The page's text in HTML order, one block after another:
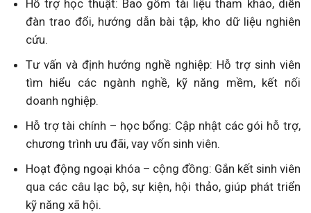
Hỗ trợ học thuật: Bao gồm tài liệu tham khảo, diễn
đàn trao đổi, hướng dẫn bài tập, kho dữ liệu nghiên
cứu.
Tư vấn và định hướng nghề nghiệp: Hỗ trợ sinh viên
tìm hiểu các ngành nghề, kỹ năng mềm, kết nối
doanh nghiệp.
Hỗ trợ tài chính – học bổng: Cập nhật các gói hỗ trợ,
chương trình ưu đãi, vay vốn sinh viên.
Hoạt động ngoại khóa – cộng đồng: Gắn kết sinh viên
qua các câu lạc bộ, sự kiện, hội thảo, giúp phát triển
kỹ năng xã hội.